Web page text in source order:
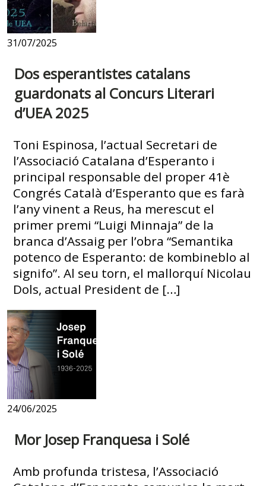
31/07/2025
Dos esperantistes catalans
guardonats al Concurs Literari
d’UEA 2025
Toni Espinosa, l’actual Secretari de
l’Associació Catalana d’Esperanto i
principal responsable del proper 41è
Congrés Català d’Esperanto que es farà
l’any vinent a Reus, ha merescut el
primer premi “Luigi Minnaja” de la
branca d’Assaig per l’obra “Semantika
potenco de Esperanto: de kombineblo al
signifo”. Al seu torn, el mallorquí Nicolau
Dols, actual President de […]
24/06/2025
Mor Josep Franquesa i Solé
Amb profunda tristesa, l’Associació